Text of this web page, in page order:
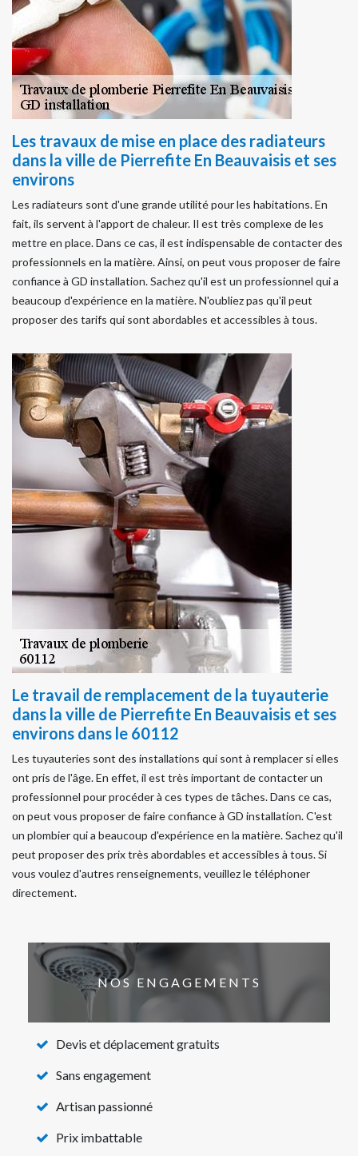
Les travaux de mise en place des radiateurs
dans la ville de Pierrefite En Beauvaisis et ses
environs
Les radiateurs sont d'une grande utilité pour les habitations. En
fait, ils servent à l'apport de chaleur. Il est très complexe de les
mettre en place. Dans ce cas, il est indispensable de contacter des
professionnels en la matière. Ainsi, on peut vous proposer de faire
confiance à GD installation. Sachez qu'il est un professionnel qui a
beaucoup d'expérience en la matière. N'oubliez pas qu'il peut
proposer des tarifs qui sont abordables et accessibles à tous.
Le travail de remplacement de la tuyauterie
dans la ville de Pierrefite En Beauvaisis et ses
environs dans le 60112
Les tuyauteries sont des installations qui sont à remplacer si elles
ont pris de l'âge. En effet, il est très important de contacter un
professionnel pour procéder à ces types de tâches. Dans ce cas,
on peut vous proposer de faire confiance à GD installation. C'est
un plombier qui a beaucoup d'expérience en la matière. Sachez qu'il
peut proposer des prix très abordables et accessibles à tous. Si
vous voulez d'autres renseignements, veuillez le téléphoner
directement.
NOS ENGAGEMENTS
Devis et déplacement gratuits
Sans engagement
Artisan passionné
Prix imbattable